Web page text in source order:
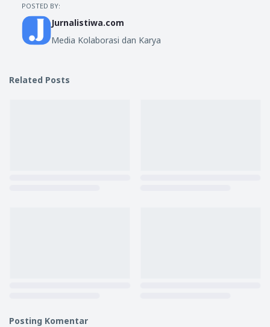
POSTED BY:
Jurnalistiwa.com
Media Kolaborasi dan Karya
Related Posts
Posting Komentar